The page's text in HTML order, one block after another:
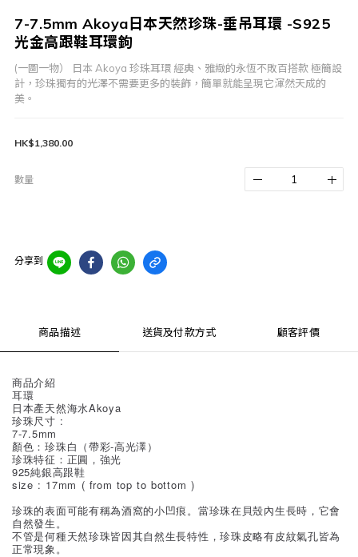
7-7.5mm Akoya日本天然珍珠-垂吊耳環 -S925
光金高跟鞋耳環鉤
(一圖一物） 日本 Akoya 珍珠耳環 經典、雅緻的永恆不敗百搭款 極簡設
計，珍珠獨有的光澤不需要更多的裝飾，簡單就能呈現它渾然天成的
美。
HK$1,380.00
數量
分享到
商品描述 送貨及付款方式 顧客評價
商品介紹
耳環
日本產天然海水Akoya
珍珠尺寸 :
7-7.5mm
顏色：珍珠白（帶彩-高光澤）
珍珠特征：正圓，強光
925純銀高跟鞋
size : 17mm ( from top to bottom )
珍珠的表面可能有稱為酒窩的小凹痕。當珍珠在貝殼內生長時，它會
自然發生。
不管是何種天然珍珠皆因其自然生長特性，珍珠皮略有皮紋氣孔皆為
正常現象。